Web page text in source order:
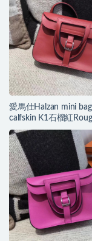
愛馬仕Halzan mini
calfskin K1石榴紅